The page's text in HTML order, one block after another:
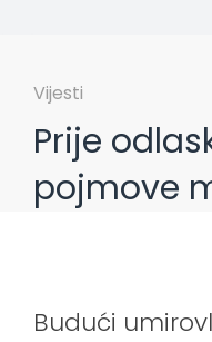
Vijesti
Prije
pojmove
Budući